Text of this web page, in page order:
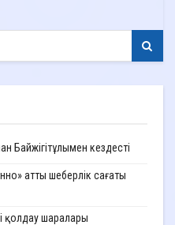
Байжігітұлымен кездесті
атты шеберлік сағаты
қолдау шаралары